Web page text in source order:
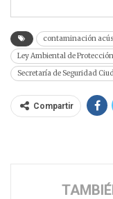
contaminación
Ley Ambiental de
Secretaría de Seguridad
Compartir